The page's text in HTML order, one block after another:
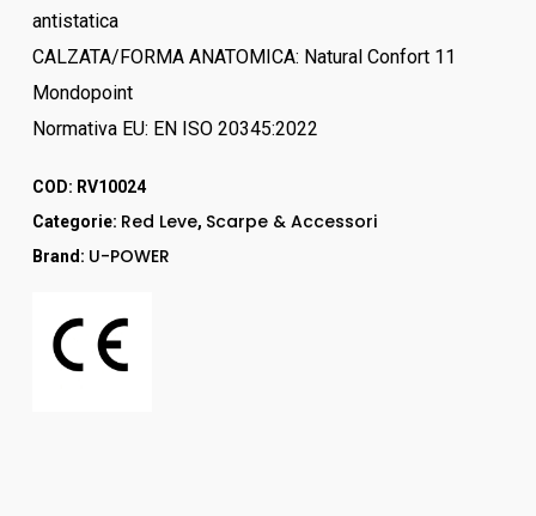
antistatica
CALZATA/FORMA ANATOMICA: Natural Confort 11
Mondopoint
Normativa EU: EN ISO 20345:2022
COD: RV10024
Categorie: Red Leve, Scarpe & Accessori
Brand: U-POWER